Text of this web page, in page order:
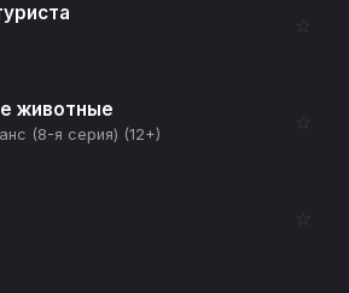
☆
животные
(8-я серия) (12+)
☆
☆